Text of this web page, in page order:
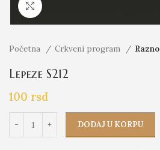
Početna Crkveni program Razno
Lepeze S212
100 rsd
DODAJ U KORPU